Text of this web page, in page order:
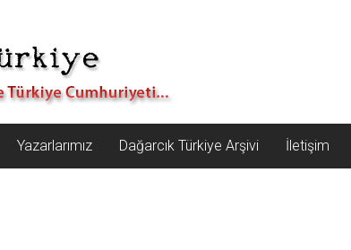
Yazarlarımız Dağarcık Türkiye Arşivi İletişim